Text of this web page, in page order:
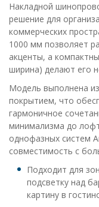
Накладной
решение для
коммерческих
1000 мм позволяет
акценты, а
ширина) делают его
Модель выполнена
покрытием, что
гармоничное
минимализма до
однофазных систем
совместимость с
Подходит для
подсветку над
картину в